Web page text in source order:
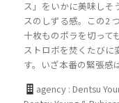
ス」をいかに美味しそ
スのしずる感。この2
十枚ものポラを切って
ストロボを焚くたびに
す。いざ本番の緊張感
agency : Dentsu